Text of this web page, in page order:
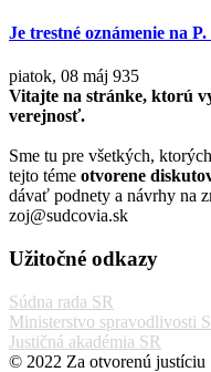
Je trestné oznámenie na
piatok, 08 máj 935
Vitajte na stránke, ktorú
verejnosť.
Sme tu pre všetkých,
tejto téme otvorene
dávať podnety a návrhy na
zoj@sudcovia.sk
Užitočné odkazy
Súdna rada SR
Ministerstvo spravodlivosti
Justičná akadémia SR
© 2022 Za otvorenú justíciu